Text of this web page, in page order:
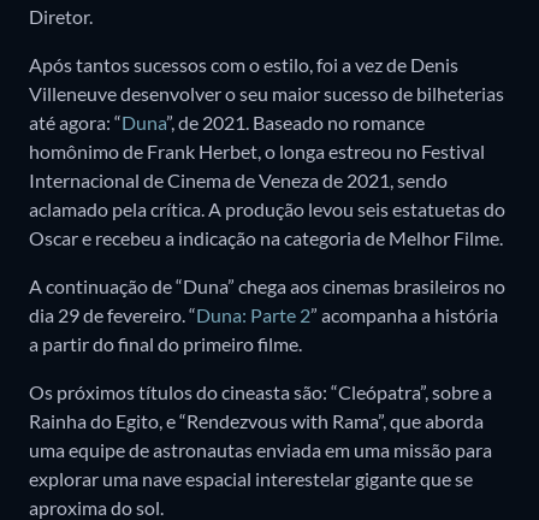
Diretor.
Após tantos sucessos com o estilo, foi a vez de Denis
Villeneuve desenvolver o seu maior sucesso de bilheterias
até agora: “Duna”, de 2021. Baseado no romance
homônimo de Frank Herbet, o longa estreou no Festival
Internacional de Cinema de Veneza de 2021, sendo
aclamado pela crítica. A produção levou seis estatuetas do
Oscar e recebeu a indicação na categoria de Melhor Filme.
A continuação de “Duna” chega aos cinemas brasileiros no
dia 29 de fevereiro. “Duna: Parte 2” acompanha a história
a partir do final do primeiro filme.
Os próximos títulos do cineasta são: “Cleópatra”, sobre a
Rainha do Egito, e “Rendezvous with Rama”, que aborda
uma equipe de astronautas enviada em uma missão para
explorar uma nave espacial interestelar gigante que se
aproxima do sol.